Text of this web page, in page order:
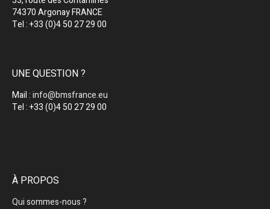
74370 Argonay FRANCE
Tel : +33 (0)4 50 27 29 00
UNE QUESTION ?
Mail :info@bmsfrance.eu
Tel : +33 (0)4 50 27 29 00
À PROPOS
Qui sommes-nous ?